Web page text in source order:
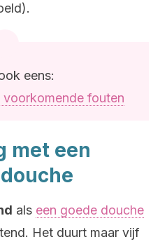
eens:
fouten
met een
als een goede douche
Het duurt maar vijf